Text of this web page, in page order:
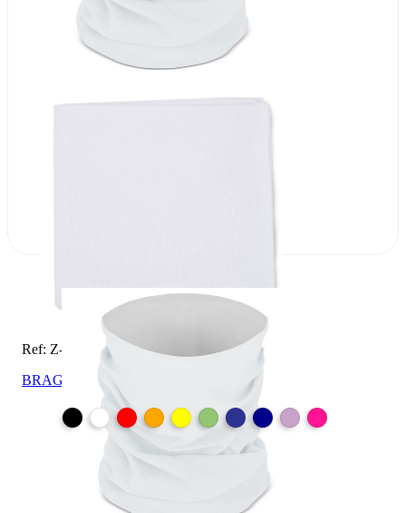
Ref: Z-510-BL
BRAGA SPORT "BREDA"